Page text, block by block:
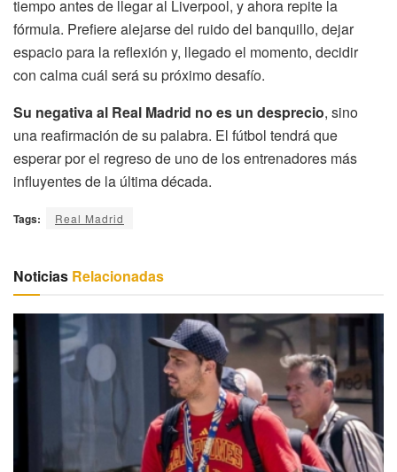
tiempo antes de llegar al Liverpool, y ahora repite la
fórmula. Prefiere alejarse del ruido del banquillo, dejar
espacio para la reflexión y, llegado el momento, decidir
con calma cuál será su próximo desafío.
Su negativa al Real Madrid no es un desprecio, sino
una reafirmación de su palabra. El fútbol tendrá que
esperar por el regreso de uno de los entrenadores más
influyentes de la última década.
Tags: Real Madrid
Noticias Relacionadas